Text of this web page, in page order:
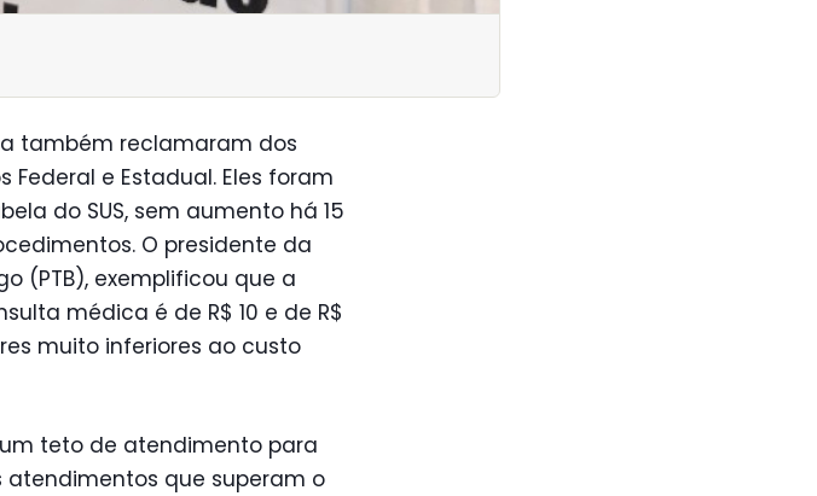
também reclamaram dos
Federal e Estadual. Eles foram
do SUS, sem aumento há 15
O presidente da
(PTB), exemplificou que a
médica é de R$ 10 e de R$
muito inferiores ao custo
um teto de atendimento para
que superam o